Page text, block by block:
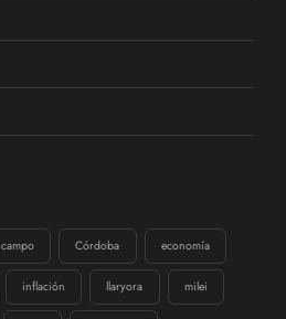
campo Córdoba economía
inflación llaryora milei